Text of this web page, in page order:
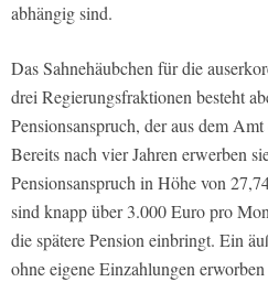
abhängig sind.
Das Sahnehäubchen für die
drei Regierungsfraktionen besteht
Pensionsanspruch, der aus dem
Bereits nach vier Jahren erwerben
Pensionsanspruch in Höhe von
sind knapp über 3.000 Euro pro
die spätere Pension einbringt. Ein
ohne eigene Einzahlungen